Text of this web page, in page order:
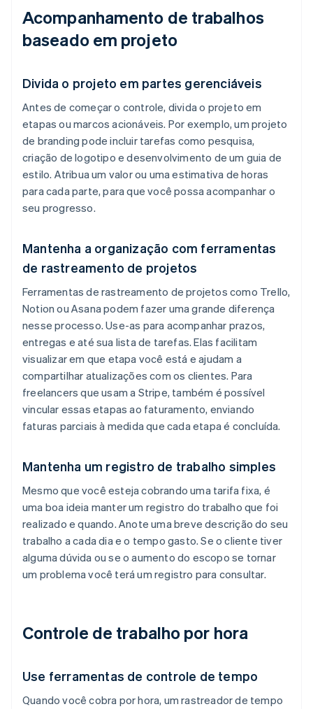
Acompanhamento de trabalhos
baseado em projeto
Divida o projeto em partes gerenciáveis
Antes de começar o controle, divida o projeto em
etapas ou marcos acionáveis. Por exemplo, um projeto
de branding pode incluir tarefas como pesquisa,
criação de logotipo e desenvolvimento de um guia de
estilo. Atribua um valor ou uma estimativa de horas
para cada parte, para que você possa acompanhar o
seu progresso.
Mantenha a organização com ferramentas
de rastreamento de projetos
Ferramentas de rastreamento de projetos como Trello,
Notion ou Asana podem fazer uma grande diferença
nesse processo. Use-as para acompanhar prazos,
entregas e até sua lista de tarefas. Elas facilitam
visualizar em que etapa você está e ajudam a
compartilhar atualizações com os clientes. Para
freelancers que usam a Stripe, também é possível
vincular essas etapas ao faturamento, enviando
faturas parciais à medida que cada etapa é concluída.
Mantenha um registro de trabalho simples
Mesmo que você esteja cobrando uma tarifa fixa, é
uma boa ideia manter um registro do trabalho que foi
realizado e quando. Anote uma breve descrição do seu
trabalho a cada dia e o tempo gasto. Se o cliente tiver
alguma dúvida ou se o aumento do escopo se tornar
um problema você terá um registro para consultar.
Controle de trabalho por hora
Use ferramentas de controle de tempo
Quando você cobra por hora, um rastreador de tempo